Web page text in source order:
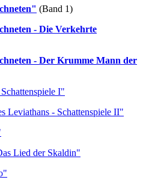
(Band 1)
- Die Verkehrte
- Der Krumme Mann der
I"
Leviathans - Schattenspiele II"
Lied der Skaldin"